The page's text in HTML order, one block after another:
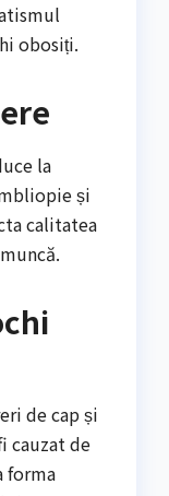
obosiți.
la
și
calitatea
de cap și
cauzat de
forma